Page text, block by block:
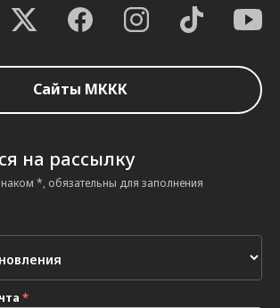
Сайты МККК
на рассылку
*, обязательны для заполнения
*